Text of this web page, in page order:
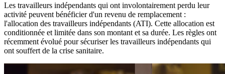
Les travailleurs indépendants qui ont involontairement perdu leur
activité peuvent bénéficier d'un revenu de remplacement :
l'allocation des travailleurs indépendants (ATI). Cette allocation est
conditionnée et limitée dans son montant et sa durée. Les règles ont
récemment évolué pour sécuriser les travailleurs indépendants qui
ont souffert de la crise sanitaire.